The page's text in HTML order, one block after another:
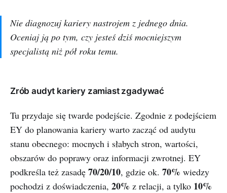
Nie diagnozuj kariery nastrojem z jednego dnia.
Oceniaj ją po tym, czy jesteś dziś mocniejszym
specjalistą niż pół roku temu.
Zrób audyt kariery zamiast zgadywać
Tu przydaje się twarde podejście. Zgodnie z podejściem
EY do planowania kariery warto zacząć od audytu
stanu obecnego: mocnych i słabych stron, wartości,
obszarów do poprawy oraz informacji zwrotnej. EY
podkreśla też zasadę 70/20/10, gdzie ok. 70% wiedzy
pochodzi z doświadczenia, 20% z relacji, a tylko 10%